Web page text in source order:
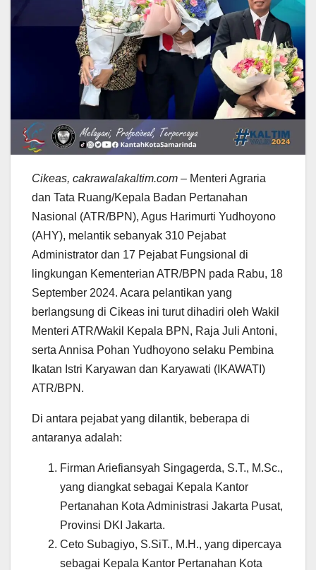
Cikeas, cakrawalakaltim.com – Menteri Agraria
dan Tata Ruang/Kepala Badan Pertanahan
Nasional (ATR/BPN), Agus Harimurti Yudhoyono
(AHY), melantik sebanyak 310 Pejabat
Administrator dan 17 Pejabat Fungsional di
lingkungan Kementerian ATR/BPN pada Rabu, 18
September 2024. Acara pelantikan yang
berlangsung di Cikeas ini turut dihadiri oleh Wakil
Menteri ATR/Wakil Kepala BPN, Raja Juli Antoni,
serta Annisa Pohan Yudhoyono selaku Pembina
Ikatan Istri Karyawan dan Karyawati (IKAWATI)
ATR/BPN.
Di antara pejabat yang dilantik, beberapa di
antaranya adalah:
Firman Ariefiansyah Singagerda, S.T., M.Sc.,
yang diangkat sebagai Kepala Kantor
Pertanahan Kota Administrasi Jakarta Pusat,
Provinsi DKI Jakarta.
Ceto Subagiyo, S.SiT., M.H., yang dipercaya
sebagai Kepala Kantor Pertanahan Kota